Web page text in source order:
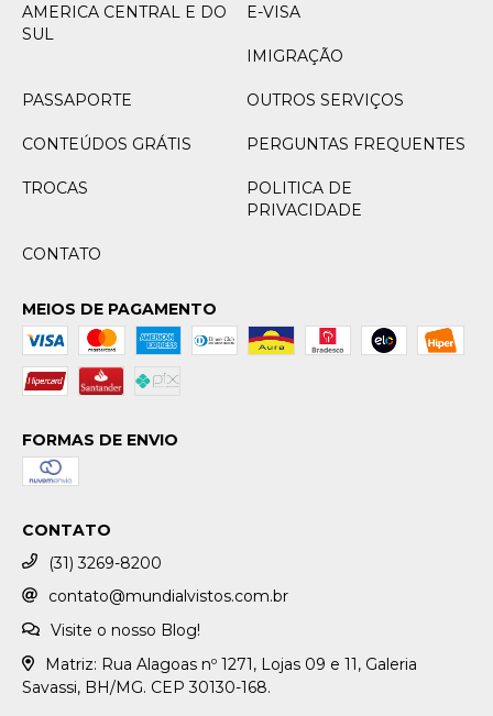
AMERICA CENTRAL E DO
SUL
E-VISA
IMIGRAÇÃO
PASSAPORTE OUTROS SERVIÇOS
CONTEÚDOS GRÁTIS PERGUNTAS FREQUENTES
TROCAS
POLITICA DE
PRIVACIDADE
CONTATO
MEIOS DE PAGAMENTO
FORMAS DE ENVIO
CONTATO
(31) 3269-8200
contato@mundialvistos.com.br
Visite o nosso Blog!
Matriz: Rua Alagoas nº 1271, Lojas 09 e 11, Galeria
Savassi, BH/MG. CEP 30130-168.